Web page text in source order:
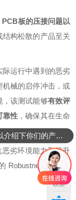
板的压接问题以
结构松散的产品至关
运行中遇到的恶劣
机械的启停冲击，或
，该测试能够有效评
靠性 ，确保其在生命
劣环境能力和提升
Robustness（鲁棒
联系
可以介绍下你们的产品么